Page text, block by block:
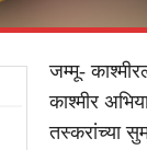
जम्मू-
काश्मीर
तस्करांच्या